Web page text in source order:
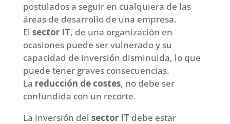
postulados a seguir en cualquiera de las
áreas de desarrollo de una empresa.
El sector IT, de una organización en
ocasiones puede ser vulnerado y su
capacidad de inversión disminuida, lo que
puede tener graves consecuencias.
La reducción de costes, no debe ser
confundida con un recorte.
La inversión del sector IT debe estar